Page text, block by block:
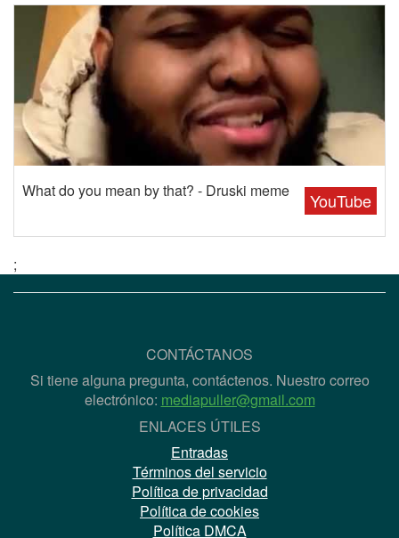
YouTube
What do you mean by that? - Druski meme
;
CONTÁCTANOS
Si tiene alguna pregunta, contáctenos. Nuestro correo
electrónico: mediapuller@gmail.com
ENLACES ÚTILES
Entradas
Términos del servicio
Política de privacidad
Política de cookies
Política DMCA